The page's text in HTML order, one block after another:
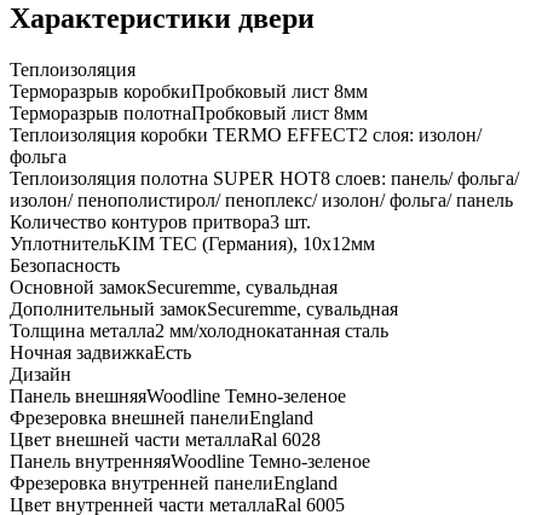
Характеристики двери
Теплоизоляция
Терморазрыв коробкиПробковый лист 8мм
Терморазрыв полотнаПробковый лист 8мм
Теплоизоляция коробки TERMO EFFECT2 слоя: изолон/
фольга
Теплоизоляция полотна SUPER НОТ8 слоев: панель/ фольга/
изолон/ пенополистирол/ пеноплекс/ изолон/ фольга/ панель
Количество контуров притвора3 шт.
УплотнительKIM ТЕС (Германия), 10x12мм
Безопасность
Основной замокSecuremme, сувальдная
Дополнительный замокSecuremme, сувальдная
Толщина металла2 мм/холоднокатанная сталь
Ночная задвижкаЕсть
Дизайн
Панель внешняяWoodline Темно-зеленое
Фрезеровка внешней панелиEngland
Цвет внешней части металлаRal 6028
Панель внутренняяWoodline Темно-зеленое
Фрезеровка внутренней панелиEngland
Цвет внутренней части металлаRal 6005